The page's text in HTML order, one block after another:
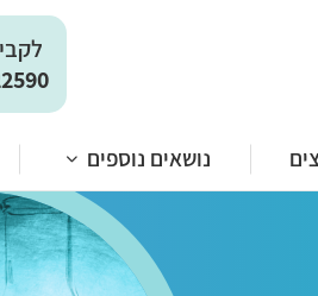
נושאים נוספים